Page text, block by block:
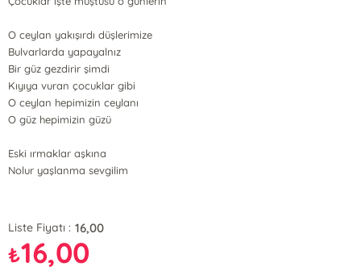
O ceylan yakışırdı düşlerimize
Bulvarlarda yapayalnız
Bir güz gezdirir şimdi
Kıyıya vuran çocuklar gibi
O ceylan hepimizin ceylanı
O güz hepimizin güzü
Eski ırmaklar aşkına
Nolur yaşlanma sevgilim
Liste Fiyatı : 16,00
₺16,00